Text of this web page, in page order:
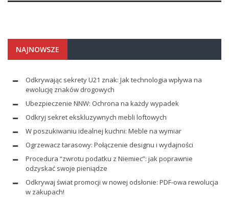
NAJNOWSZE
Odkrywając sekrety U21 znak: Jak technologia wpływa na
ewolucję znaków drogowych
Ubezpieczenie NNW: Ochrona na każdy wypadek
Odkryj sekret ekskluzywnych mebli loftowych
W poszukiwaniu idealnej kuchni: Meble na wymiar
Ogrzewacz tarasowy: Połączenie designu i wydajności
Procedura “zwrotu podatku z Niemiec”: jak poprawnie
odzyskać swoje pieniądze
Odkrywaj świat promocji w nowej odsłonie: PDF-owa rewolucja
w zakupach!